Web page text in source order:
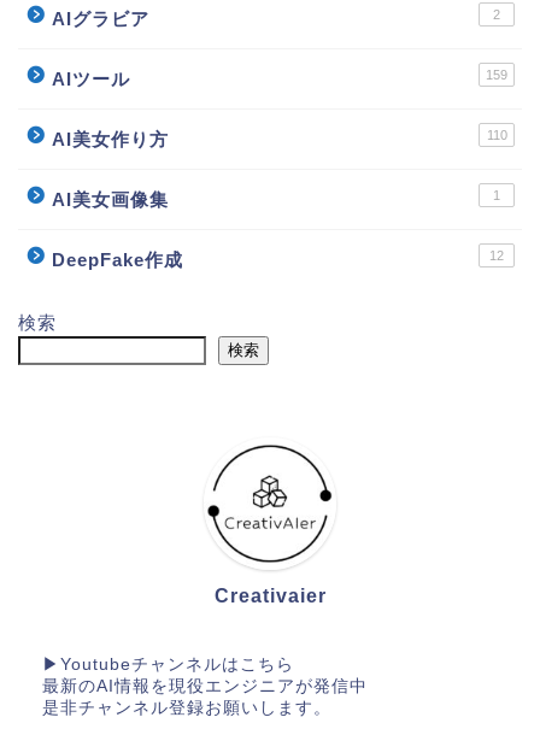
AIグラビア 2
AIツール 159
AI美女作り方 110
AI美女画像集 1
DeepFake作成 12
検索
検索
Creativaier
▶︎ Youtubeチャンネルはこちら
最新のAI情報を現役エンジニアが発信中
是非チャンネル登録お願いします。